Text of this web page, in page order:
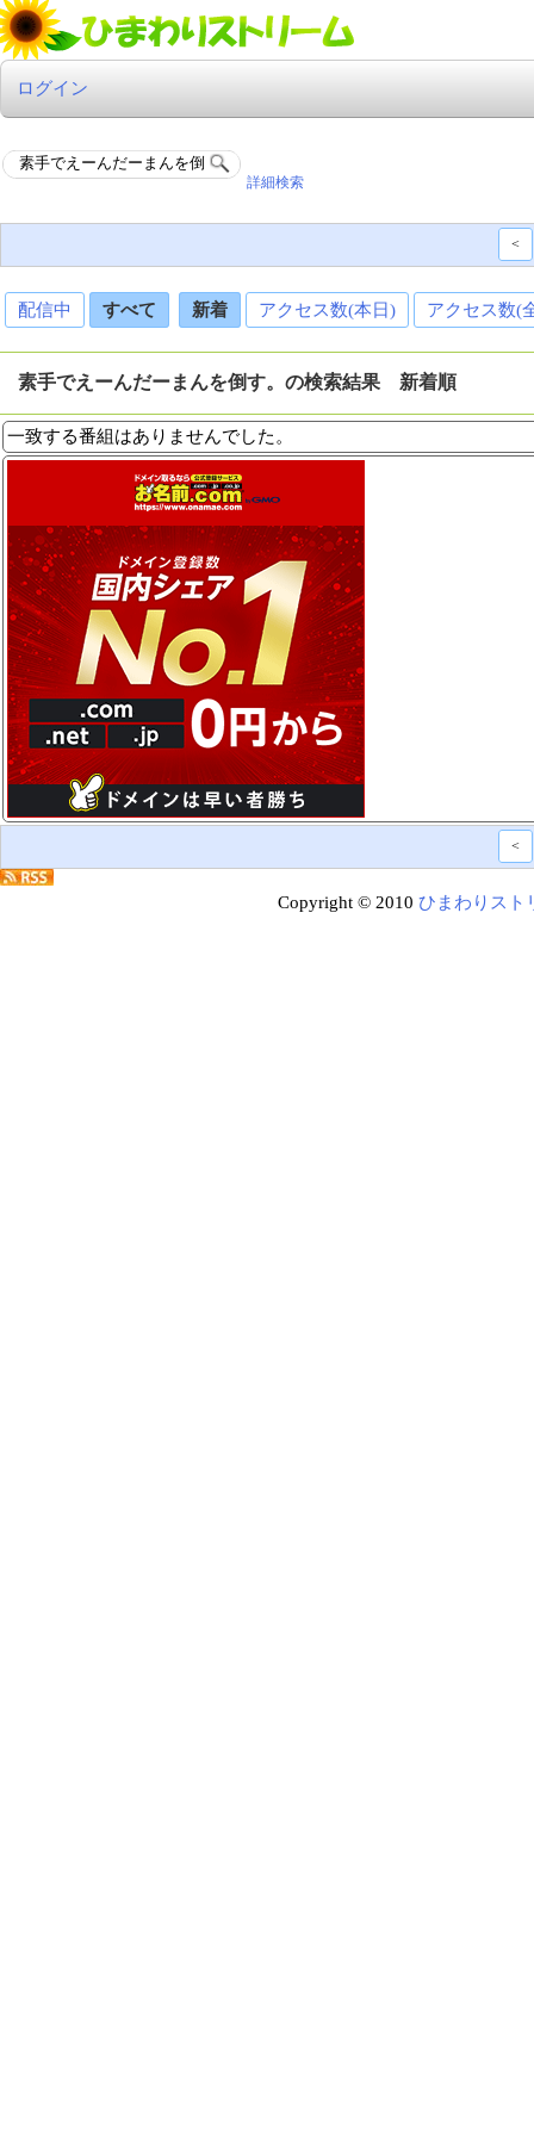
ログイン
詳細検索
<
配信中 すべて 新着 アクセス数(本日) アクセス数(
素手でえーんだーまんを倒す。の検索結果 新着順
一致する番組はありませんでした。
<
Copyright © 2010 ひまわりスト